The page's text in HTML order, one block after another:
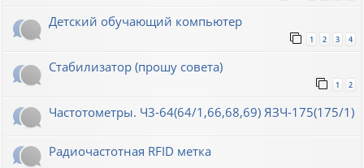
Детский обучающий компьютер
1 2 3 4
Стабилизатор (прошу совета)
1 2
Частотометры. Ч3-64(64/1,66,68,69) ЯЗЧ-175(175/1)
Радиочастотная RFID метка